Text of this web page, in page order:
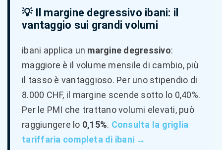
💡 Il margine degressivo ibani: il
vantaggio sui grandi volumi
ibani applica un margine degressivo:
maggiore è il volume mensile di cambio, più
il tasso è vantaggioso. Per uno stipendio di
8.000 CHF, il margine scende sotto lo 0,40%.
Per le PMI che trattano volumi elevati, può
raggiungere lo 0,15%. Consulta la griglia
tariffaria completa di ibani →